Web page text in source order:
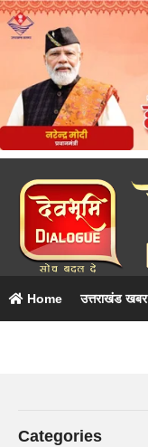
Home उत्तराखंड खबर
Categories